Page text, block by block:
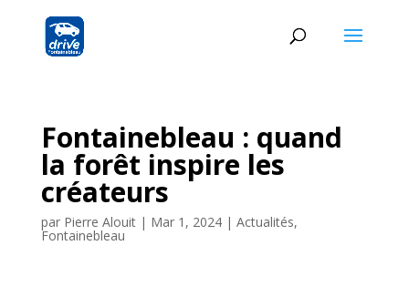
Fontainebleau : quand
la forêt inspire les
créateurs
par Pierre Alouit| Mar 1, 2024| Actualités,
Fontainebleau